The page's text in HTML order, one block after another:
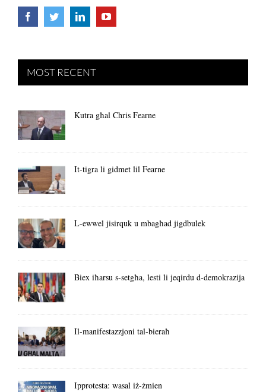
MOST RECENT
Kutra għal Chris Fearne
It-tigra li gidmet lil Fearne
L-ewwel jisirquk u mbagħad jigdbulek
Biex iħarsu s-setgħa, lesti li jeqirdu d-demokrazija
Il-manifestazzjoni tal-bieraħ
Ipprotesta: wasal iż-żmien